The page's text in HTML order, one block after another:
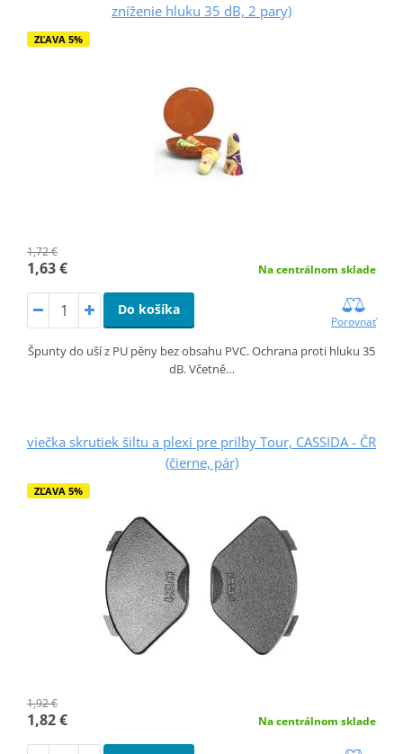
zníženie hluku 35 dB, 2 pary)
ZĽAVA 5%
1,72 €
1,63 € Na centrálnom sklade
Do košíka
Porovnať
Špunty do uší z PU pěny bez obsahu PVC. Ochrana proti hluku 35
dB. Včetně…
viečka skrutiek šiltu a plexi pre prilby Tour, CASSIDA - ČR
(čierne, pár)
ZĽAVA 5%
1,92 €
1,82 € Na centrálnom sklade